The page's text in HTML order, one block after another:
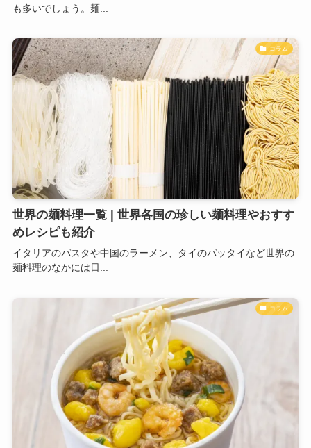
も多いでしょう。麺...
コラム
世界の麺料理一覧 | 世界各国の珍しい麺料理やおすす
めレシピも紹介
イタリアのパスタや中国のラーメン、タイのパッタイなど世界の
麺料理のなかには日...
コラム